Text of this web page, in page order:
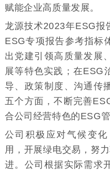
赋能企业高质量发展。
龙源技术2023年ESG报
ESG专项报告参考指标
出党建引领高质量发展
展等特色实践；在ESG
导、政策制度、沟通传
五个方面，不断完善
合公司经营特色的ESG管
公司积极应对气候变
用，开展绿电交易，努
进。公司根据实际需求